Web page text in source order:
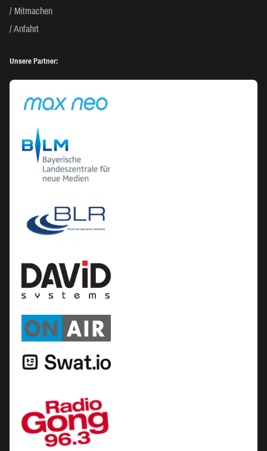
Mitmachen
Anfahrt
Unsere Partner: